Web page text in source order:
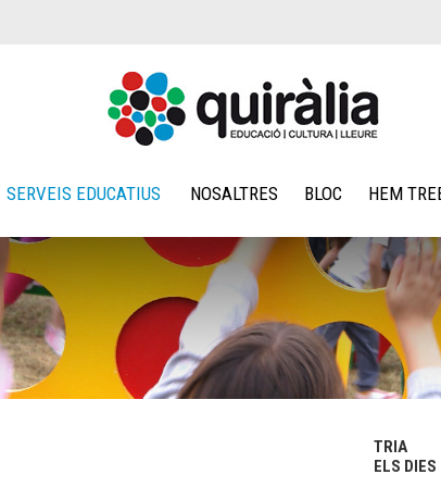
SERVEIS EDUCATIUS NOSALTRES BLOC HEM
TRIA
ELS DIES